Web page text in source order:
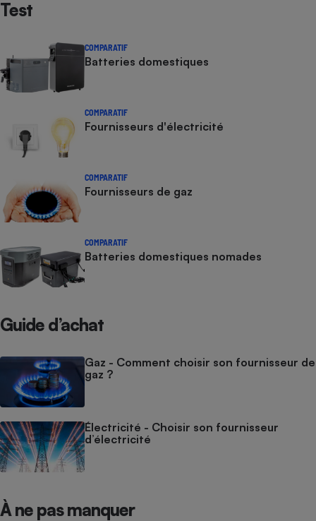
Test
COMPARATIF
Batteries domestiques
COMPARATIF
Fournisseurs d'électricité
COMPARATIF
Fournisseurs de gaz
COMPARATIF
Batteries domestiques nomades
Guide d’achat
Gaz - Comment choisir son fournisseur de
gaz ?
Électricité - Choisir son fournisseur
d’électricité
À ne pas manquer